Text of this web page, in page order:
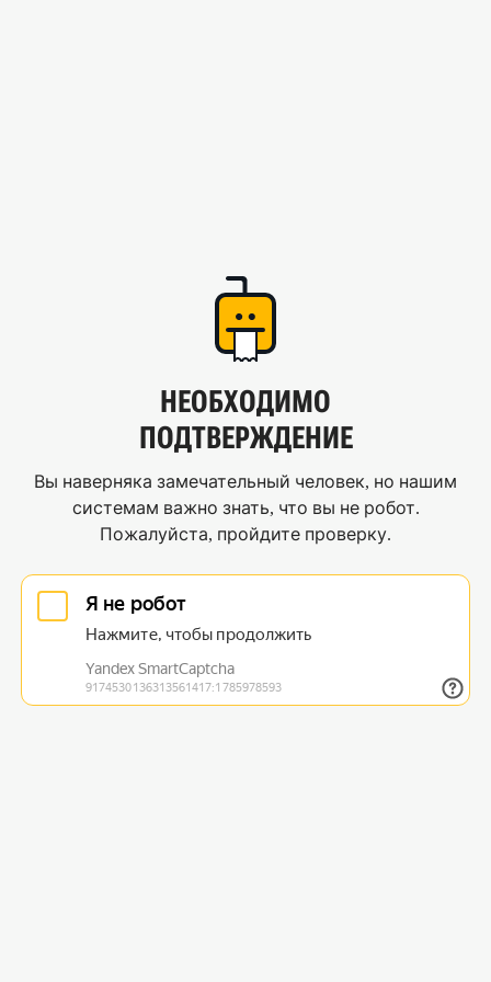
НЕОБХОДИМО
ПОДТВЕРЖДЕНИЕ
Вы наверняка замечательный человек, но нашим
системам важно знать, что вы не робот.
Пожалуйста, пройдите проверку.